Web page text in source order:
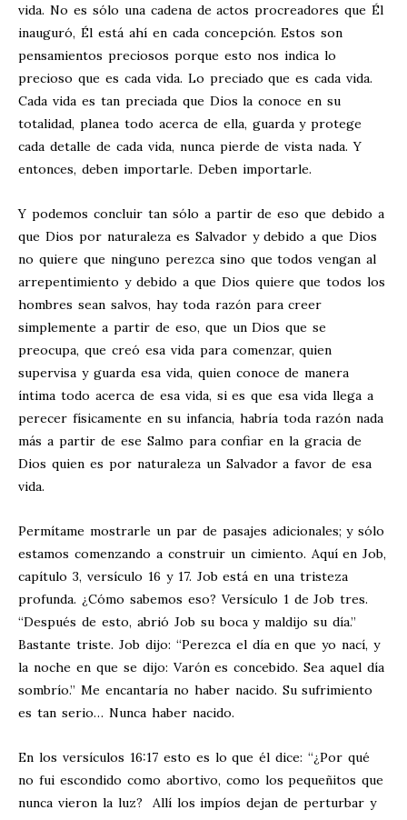
vida. No es sólo una cadena de actos procreadores que Él
inauguró, Él está ahí en cada concepción. Estos son
pensamientos preciosos porque esto nos indica lo
precioso que es cada vida. Lo preciado que es cada vida.
Cada vida es tan preciada que Dios la conoce en su
totalidad, planea todo acerca de ella, guarda y protege
cada detalle de cada vida, nunca pierde de vista nada. Y
entonces, deben importarle. Deben importarle.
Y podemos concluir tan sólo a partir de eso que debido a
que Dios por naturaleza es Salvador y debido a que Dios
no quiere que ninguno perezca sino que todos vengan al
arrepentimiento y debido a que Dios quiere que todos los
hombres sean salvos, hay toda razón para creer
simplemente a partir de eso, que un Dios que se
preocupa, que creó esa vida para comenzar, quien
supervisa y guarda esa vida, quien conoce de manera
íntima todo acerca de esa vida, si es que esa vida llega a
perecer físicamente en su infancia, habría toda razón nada
más a partir de ese Salmo para confiar en la gracia de
Dios quien es por naturaleza un Salvador a favor de esa
vida.
Permítame mostrarle un par de pasajes adicionales; y sólo
estamos comenzando a construir un cimiento. Aquí en Job,
capítulo 3, versículo 16 y 17. Job está en una tristeza
profunda. ¿Cómo sabemos eso? Versículo 1 de Job tres.
“Después de esto, abrió Job su boca y maldijo su día.”
Bastante triste. Job dijo: “Perezca el día en que yo nací, y
la noche en que se dijo: Varón es concebido. Sea aquel día
sombrío.” Me encantaría no haber nacido. Su sufrimiento
es tan serio… Nunca haber nacido.
En los versículos 16:17 esto es lo que él dice: “¿Por qué
no fui escondido como abortivo, como los pequeñitos que
nunca vieron la luz?
Allí los impíos dejan de perturbar y